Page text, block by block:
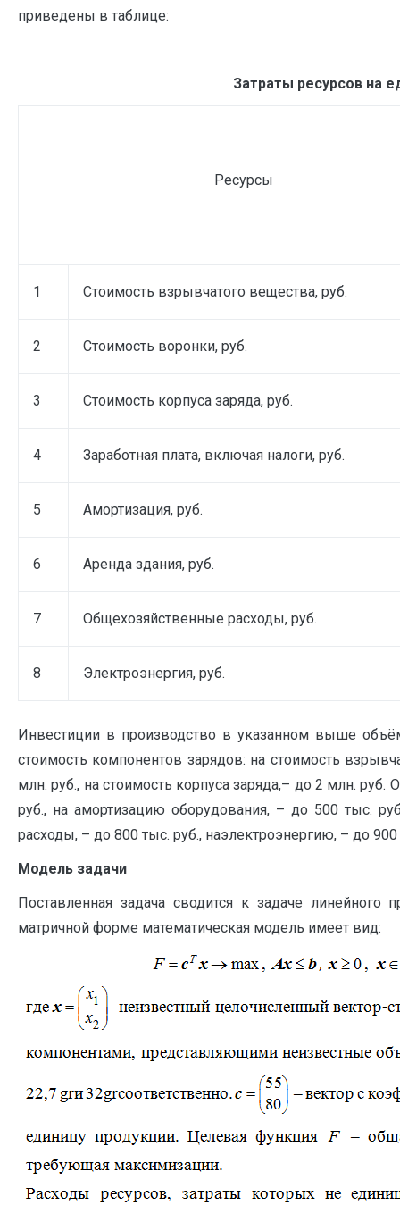
приведены в таблице:
Затраты ресурсов на
Ресурсы
1 Стоимость взрывчатого вещества, руб.
2 Стоимость воронки, руб.
3 Стоимость корпуса заряда, руб.
4 Заработная плата, включая налоги, руб.
5 Амортизация, руб.
6 Аренда здания, руб.
7 Общехозяйственные расходы, руб.
8 Электроэнергия, руб.
Инвестиции в производство в указанном выше
стоимость компонентов зарядов: на стоимость
млн. руб., на стоимость корпуса заряда,– до 2 млн.
руб., на амортизацию оборудования, – до 500 тыс.
расходы, – до 800 тыс. руб., наэлектроэнергию, – до 900
Модель задачи
Поставленная задача сводится к задаче
матричной форме математическая модель имеет вид: